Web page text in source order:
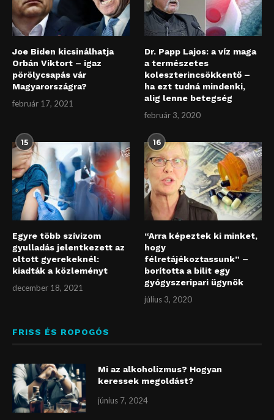
Joe Biden kicsinálhatja
Orbán Viktort – igaz
pörölycsapás vár
Magyarországra?
február 17, 2021
Dr. Papp Lajos: a víz maga
a természetes
koleszterincsökkentő –
ha ezt tudná mindenki,
alig lenne betegség
február 3, 2020
15
Egyre több szívizom
gyulladás jelentkezett az
oltott gyerekeknél:
kiadták a közleményt
december 18, 2021
16
“Arra képeztek ki minket,
hogy
félretájékoztassunk” –
borította a bilit egy
gyógyszeripari ügynök
július 3, 2020
FRISS ÉS ROPOGÓS
Mi az alkoholizmus? Hogyan
keressek megoldást?
június 7, 2024